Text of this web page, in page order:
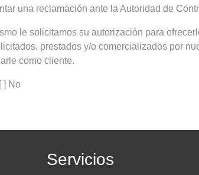
una reclamación ante la Autoridad de
le solicitamos su autorización para
prestados y/o comercializados por
como cliente.
] No
Servicios